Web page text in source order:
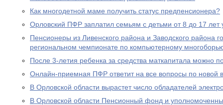
Как многодетной маме получить статус предпенсионера?
Орловский ПФР заплатил семьям с детьми от 8 до 17
Пенсионеры из Ливенского района и Заводского района
региональном чемпионате по компьютерному
После 3-летия ребенка за средства маткапитала можно
Онлайн-приемная ПФР ответит на все вопросы по новой
В Орловской области вырастет число обладателей
В Орловской области Пенсионный фонд и